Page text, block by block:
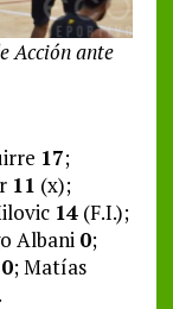
Acción ante
17;
11 (x);
14(F.I.);
Albani 0;
0; Matías